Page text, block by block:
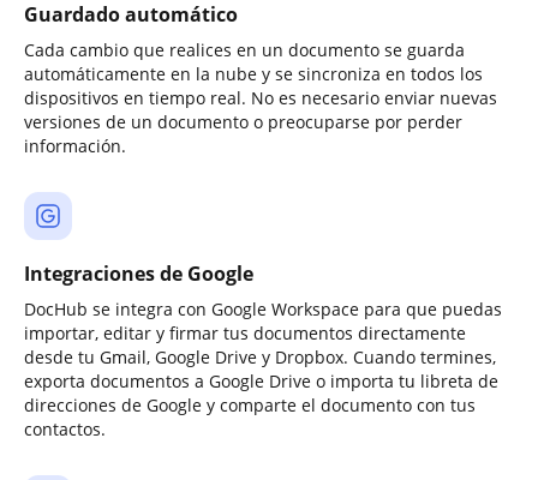
Guardado automático
Cada cambio que realices en un documento se guarda
automáticamente en la nube y se sincroniza en todos los
dispositivos en tiempo real. No es necesario enviar nuevas
versiones de un documento o preocuparse por perder
información.
Integraciones de Google
DocHub se integra con Google Workspace para que puedas
importar, editar y firmar tus documentos directamente
desde tu Gmail, Google Drive y Dropbox. Cuando termines,
exporta documentos a Google Drive o importa tu libreta de
direcciones de Google y comparte el documento con tus
contactos.